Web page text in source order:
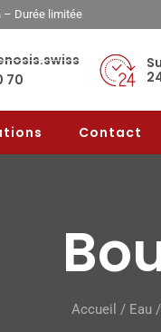
– Durée limitée
70
Contact
Accueil / Eau /